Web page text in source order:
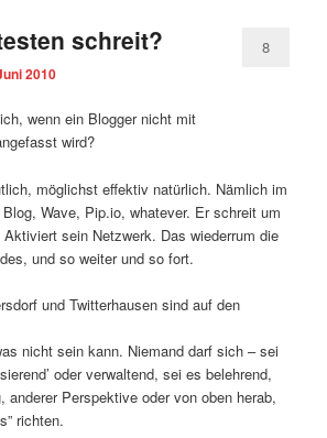
schreit?
2010
8
wenn ein Blogger nicht mit
wird?
möglichst effektiv natürlich. Nämlich im
Wave, Pip.io, whatever. Er schreit um
sein Netzwerk. Das wiederrum die
und so weiter und so fort.
und Twitterhausen sind auf den
nicht sein kann. Niemand darf sich – sei
oder verwaltend, sei es belehrend,
anderer Perspektive oder von oben herab,
richten.